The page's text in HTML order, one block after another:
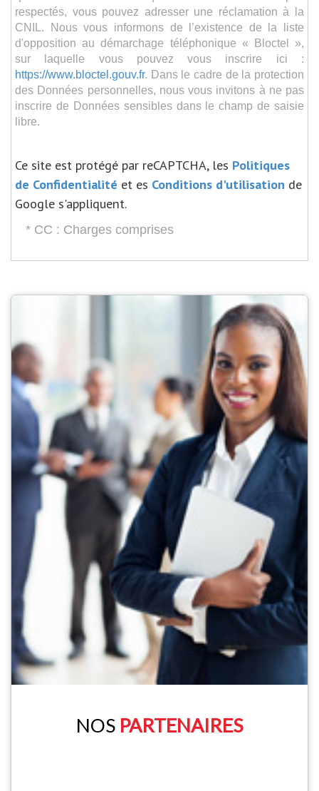
respectés, vous pouvez adresser une réclamation à la
CNIL. Nous vous informons de l’existence de la liste
d'opposition au démarchage téléphonique « Bloctel »,
sur laquelle vous pouvez vous inscrire ici :
https://www.bloctel.gouv.fr. Dans le cadre de la protection
des Données personnelles, nous vous invitons à ne pas
inscrire de Données sensibles dans le champ de saisie
libre.
Ce site est protégé par reCAPTCHA, les Politiques
de Confidentialité et es Conditions d'utilisation de
Google s'appliquent.
* CC : Charges comprises
NOS PARTENAIRES